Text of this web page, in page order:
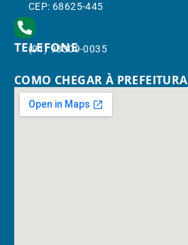
CEP: 68625-445
TELEFONE
(91) 98309-0035
COMO CHEGAR À PREFEITURA